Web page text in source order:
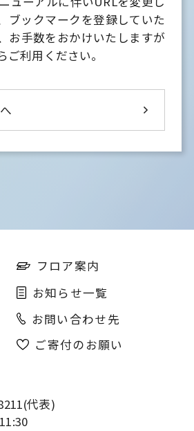
ブックマークを登録していた
お手数をおかけいたしますが
ご利用ください。
フロア案内
お知らせ一覧
お問い合わせ先
ご寄付のお願い
代表)